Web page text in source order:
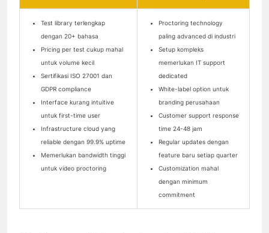
Test library terlengkap
dengan 20+ bahasa
Pricing per test cukup mahal
untuk volume kecil
Sertifikasi ISO 27001 dan
GDPR compliance
Interface kurang intuitive
untuk first-time user
Infrastructure cloud yang
reliable dengan 99.9% uptime
Memerlukan bandwidth tinggi
untuk video proctoring
Proctoring technology
paling advanced di industri
Setup kompleks
memerlukan IT support
dedicated
White-label option untuk
branding perusahaan
Customer support response
time 24-48 jam
Regular updates dengan
feature baru setiap quarter
Customization mahal
dengan minimum
commitment